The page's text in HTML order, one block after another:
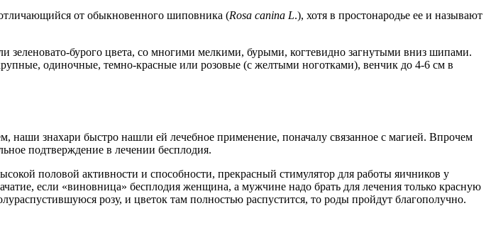
от обыкновенного шиповника (Rosa саninа L.), хотя в простонародье ее и называют
зеленовато-бурого цвета, со многими мелкими, бурыми, когтевидно загнутыми вниз шипами.
одиночные, темно-красные или розовые (с желтыми ноготками), венчик до 4-6 см в
знахари быстро нашли ей лечебное применение, поначалу связанное с магией. Впрочем
подтверждение в лечении бесплодия.
половой активности и способности, прекрасный стимулятор для работы яичников у
если «виновница» бесплодия женщина, а мужчине надо брать для лечения только красную
розу, и цветок там полностью распустится, то роды пройдут благополучно.